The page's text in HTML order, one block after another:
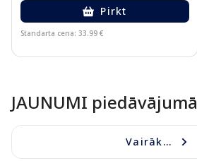
Pirkt
Standarta cena: 33.99 €
JAUNUMI piedāvājumā
Vairāk...